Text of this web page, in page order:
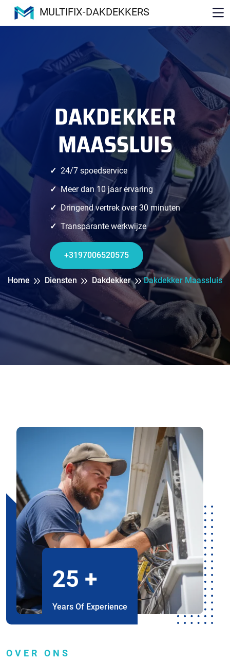
MULTIFIX-DAKDEKKERS
DAKDEKKER
MAASSLUIS
24/7 spoedservice
Meer dan 10 jaar ervaring
Dringend vertrek over 30 minuten
Transparante werkwijze
+3197006520575
Home Diensten Dakdekker Dakdekker Maassluis
25 +
Years Of Experience
OVER ONS